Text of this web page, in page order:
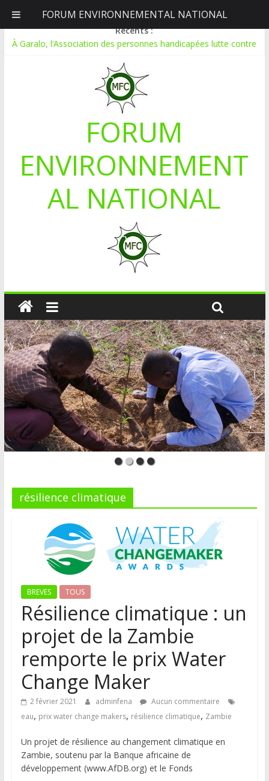
jeudi, août 6, 2026
Récents :
À Garalo, l’Association des personnes handicapées lutte contre
APPEL A CANDIDATURE POUR UN STAGE EN
Le blogging au service de l’écologie : Benbere montre la voie
Inondations : le Mali déclare l’état de catastrophe nationale
Mali-Folkecenter Nyetaa initie 20 jeunes à la protection de
FORUM
ENVIRONNEMENT
AL NATIONAL
résilience climatique
BREVES TOUS
Résilience climatique : un
projet de la Zambie
remporte le prix Water
Change Maker
2 février 2021 adminfena
Aucun commentaire
eau, prix water change makers, résilience climatique, Zambie
Un projet de résilience au changement climatique en
Zambie, soutenu par la Banque africaine de
développement (www.AfDB.org) et le Fonds
FORUM ENVIRONNEMENTAL NATIONAL